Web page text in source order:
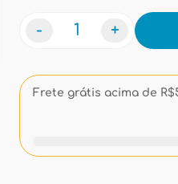
- +
Frete grátis acima de